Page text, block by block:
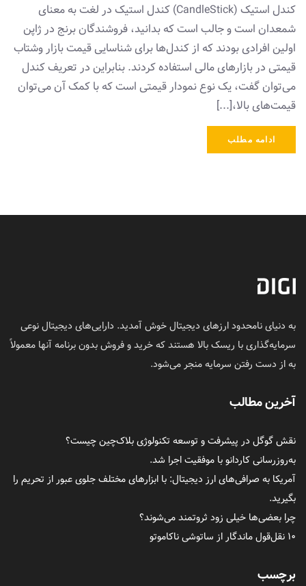
کندل استیک (CandleStick) کندل استیک در لغت به معنای
شمعدان است و جالب است که بدانید، فروشندگان برنج در ژاپن
اولین‌ افرادی بودند که از کندل‌ها برای شناسایی قیمت بازار وشتاب
قیمتی در بازارهای مالی استفاده ‌کردند. بنابراین در تعریف کندل
می‌توان گفت، یک نوع نمودار قیمتی است که با کمک آن می‌توان
قیمت‌های بالا،[...]
ادامه مطلب
به دنیای نامحدود ارزهای دیجیتال خوش آمدید. دارایی‌های دیجیتال نوعی
سرمایه‌گذاری با ریسک بالا هستند که خرید و فروش بدون برنامه آنها معمولاً
به از دست رفتن سرمایه منجر می‌شود.
آخرین مطالب
نقش گوگل در پیشرفت و توسعه تکنولوژی بلاک‌چین چیست؟
به‌روزرسانی کاردانو با موفقیت اجرا شد.
آمریکا به صرافی‌های ارز دیجیتال: با ابزارهای مختلف جلوی عبور از تحریم را
بگیرید.
چرا بعضی‌ها خیلی زود ثروتمند می‌شوند؟
۱۰ نقل‌قول ماندگار از ساتوشی ناکاموتو
برچسب